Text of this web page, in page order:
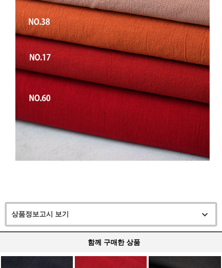
상품정보고시 보기
함께 구매한 상품